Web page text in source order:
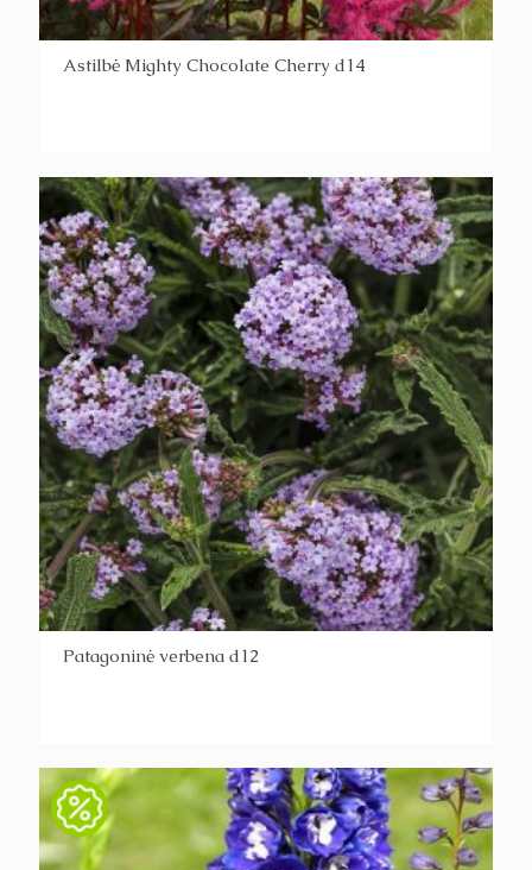
Astilbė Mighty Chocolate Cherry d14
Patagoninė verbena d12